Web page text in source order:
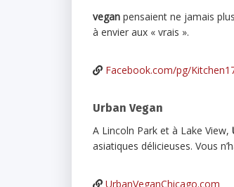
vegan pensaient ne jamais
à envier aux « vrais ».
Facebook.com/pg/
Urban Vegan
A Lincoln Park et à Lake View,
asiatiques délicieuses. Vous
UrbanVeganChicago.com